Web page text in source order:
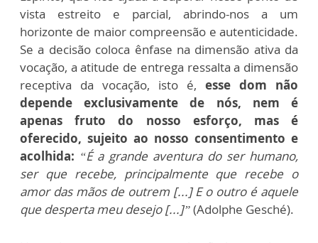
vista estreito e parcial, abrindo-nos a um
horizonte de maior compreensão e autenticidade.
Se a decisão coloca ênfase na dimensão ativa da
vocação, a atitude de entrega ressalta a dimensão
receptiva da vocação, isto é, esse dom não
depende exclusivamente de nós, nem é
apenas fruto do nosso esforço, mas é
oferecido, sujeito ao nosso consentimento e
acolhida: “É a grande aventura do ser humano,
ser que recebe, principalmente que recebe o
amor das mãos de outrem [...] E o outro é aquele
que desperta meu desejo [...]”(Adolphe Gesché).